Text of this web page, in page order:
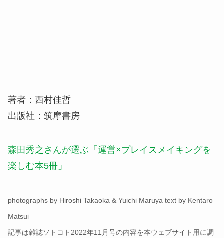
著者：西村佳哲
出版社：筑摩書房
森田秀之さんが選ぶ「運営×プレイスメイキングを
楽しむ本5冊」
photographs by Hiroshi Takaoka & Yuichi Maruya text by Kentaro
Matsui
記事は雑誌ソトコト2022年11月号の内容を本ウェブサイト用に調